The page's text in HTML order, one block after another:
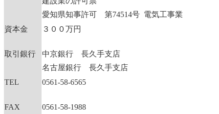
愛知県知事許可 第74514号 電気工事業
資本金
３００万円
取引銀行
中京銀行 長久手支店
名古屋銀行 長久手支店
TEL
0561-58-6565
FAX 0561-58-1988